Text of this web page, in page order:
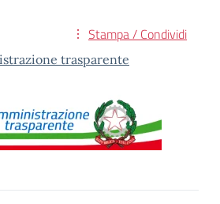
Stampa / Condividi
trasparente